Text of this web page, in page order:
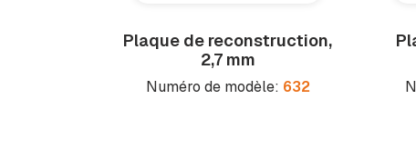
Plaque de reconstruction,
2,7 mm
Numéro de modèle: 632